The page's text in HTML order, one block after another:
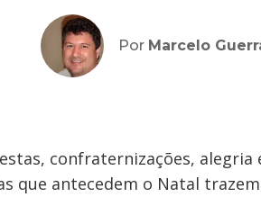
Por Marcelo
confraternizações, alegria
que antecedem o Natal